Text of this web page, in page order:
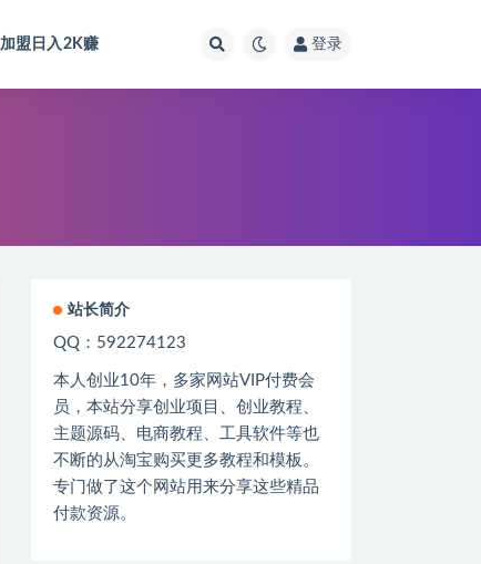
加盟日入2K赚 登录
站长简介
QQ：592274123
本人创业10年，多家网站VIP付费会
员，本站分享创业项目、创业教程、
主题源码、电商教程、工具软件等也
不断的从淘宝购买更多教程和模板。
专门做了这个网站用来分享这些精品
付款资源。